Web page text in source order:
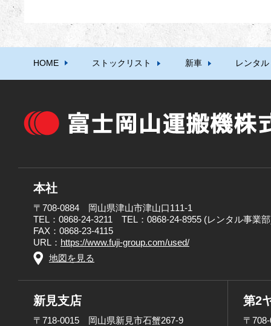
HOME ストックリスト 新車 レンタル
本社
〒708-0884 岡山県津山市津山口111-1
TEL：0868-24-3211 TEL：0868-24-8955 (レンタル事業
FAX：0868-23-4115
URL： https://www.fuji-group.com/used/
地図を見る
新見支店
〒718-0015 岡山県新見市石蟹267-9
第2
〒